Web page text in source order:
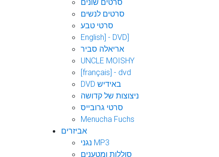
סרטים שונים
סרטים לנשים
סרטי טבע
English] - DVD]
אריאלה סביר
UNCLE MOISHY
[français] - dvd
DVD באידיש
ניצוצות של קדושה
סרטי גרובייס
Menucha Fuchs
אביזרים
נגני MP3
סוללות ומטענים